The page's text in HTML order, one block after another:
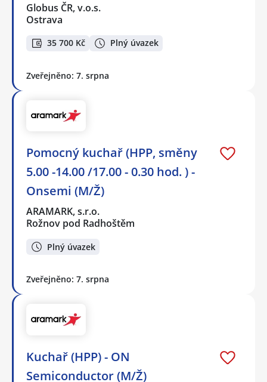
Globus ČR, v.o.s.
Ostrava
35 700 Kč Plný úvazek
Zveřejněno: 7. srpna
Pomocný kuchař (HPP, směny
5.00 -14.00 /17.00 - 0.30 hod. ) -
Onsemi (M/Ž)
ARAMARK, s.r.o.
Rožnov pod Radhoštěm
Plný úvazek
Zveřejněno: 7. srpna
Kuchař (HPP) - ON
Semiconductor (M/Ž)